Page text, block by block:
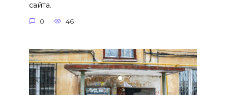
сайта.
0 46